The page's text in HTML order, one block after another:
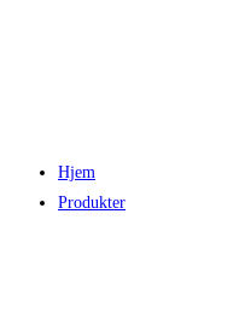
Hjem
Produkter